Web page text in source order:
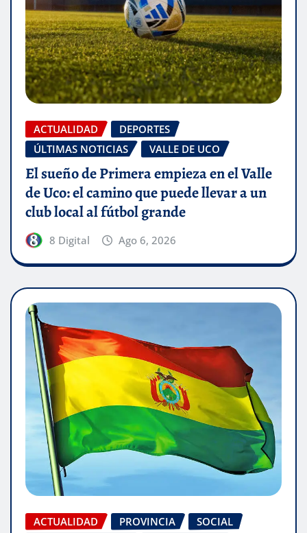
ACTUALIDAD
DEPORTES
ÚLTIMAS NOTICIAS
VALLE DE UCO
El sueño de Primera empieza en el Valle
de Uco: el camino que puede llevar a un
club local al fútbol grande
8 Digital Ago 6, 2026
ACTUALIDAD PROVINCIA
SOCIAL